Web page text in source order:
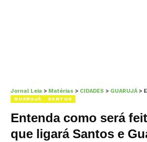
Jornal Leia > Matérias > CIDADES > GUARUJÁ>
GUARUJÁ SANTOS
Entenda como será
que ligará Santos e